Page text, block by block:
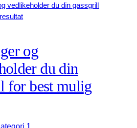
og
du din
for best mulig